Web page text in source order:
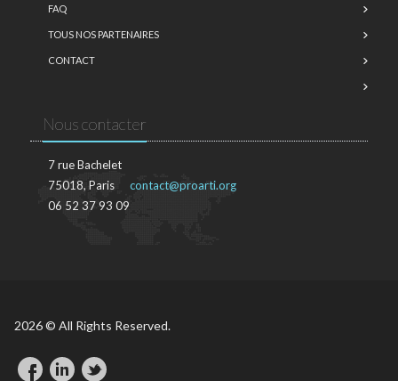
FAQ
TOUS NOS PARTENAIRES
CONTACT
Nous contacter
7 rue Bachelet
75018, Paris
06 52 37 93 09
contact@proarti.org
2026 © All Rights Reserved.